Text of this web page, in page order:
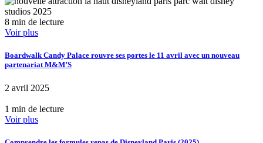
8 min de lecture
Voir plus
Boardwalk Candy Palace rouvre ses portes le 11 avril avec un nouveau
partenariat M&M’S
2 avril 2025
1 min de lecture
Voir plus